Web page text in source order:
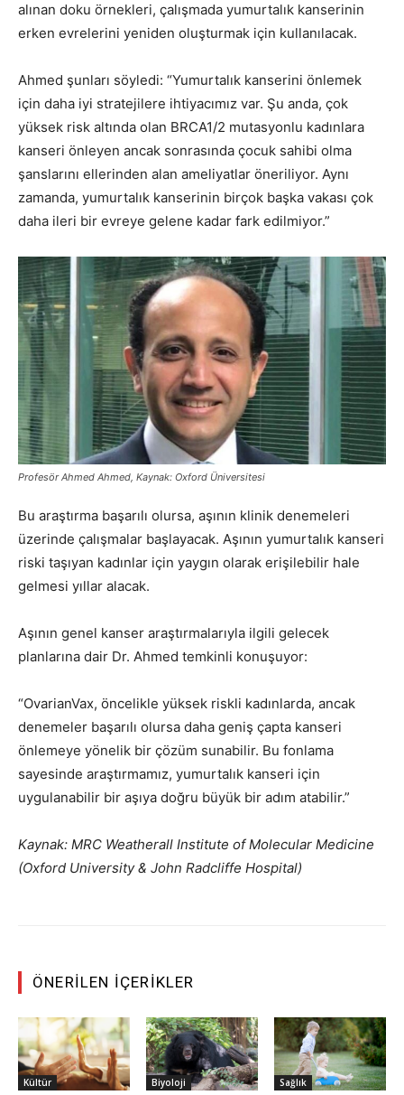
alınan doku örnekleri, çalışmada yumurtalık kanserinin
erken evrelerini yeniden oluşturmak için kullanılacak.
Ahmed şunları söyledi: “Yumurtalık kanserini önlemek
için daha iyi stratejilere ihtiyacımız var. Şu anda, çok
yüksek risk altında olan BRCA1/2 mutasyonlu kadınlara
kanseri önleyen ancak sonrasında çocuk sahibi olma
şanslarını ellerinden alan ameliyatlar öneriliyor. Aynı
zamanda, yumurtalık kanserinin birçok başka vakası çok
daha ileri bir evreye gelene kadar fark edilmiyor.”
Profesör Ahmed Ahmed, Kaynak: Oxford Üniversitesi
Bu araştırma başarılı olursa, aşının klinik denemeleri
üzerinde çalışmalar başlayacak. Aşının yumurtalık kanseri
riski taşıyan kadınlar için yaygın olarak erişilebilir hale
gelmesi yıllar alacak.
Aşının genel kanser araştırmalarıyla ilgili gelecek
planlarına dair Dr. Ahmed temkinli konuşuyor:
“OvarianVax, öncelikle yüksek riskli kadınlarda, ancak
denemeler başarılı olursa daha geniş çapta kanseri
önlemeye yönelik bir çözüm sunabilir. Bu fonlama
sayesinde araştırmamız, yumurtalık kanseri için
uygulanabilir bir aşıya doğru büyük bir adım atabilir.”
Kaynak: MRC Weatherall Institute of Molecular Medicine
(Oxford University & John Radcliffe Hospital)
ÖNERILEN İÇERIKLER
Kültür Biyoloji Sağlık